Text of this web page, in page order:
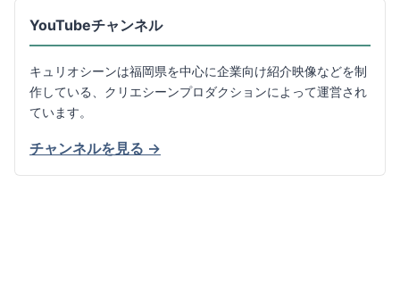
YouTubeチャンネル
キュリオシーンは福岡県を中心に企業向け紹介映像などを制
作している、クリエシーンプロダクションによって運営され
ています。
チャンネルを見る →